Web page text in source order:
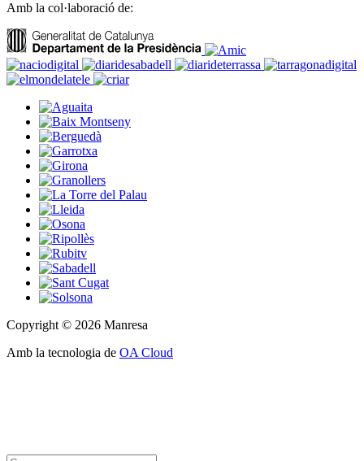
Amb la col·laboració de:
Copyright © 2026 Manresa
Amb la tecnologia de OA Cloud